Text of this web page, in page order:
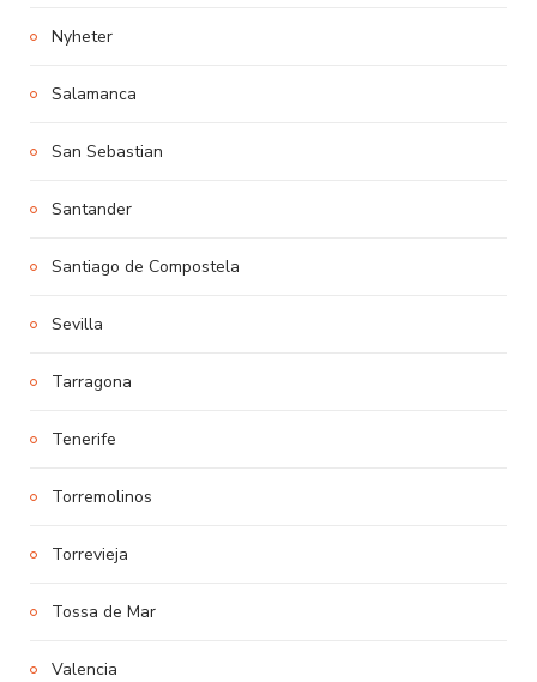
Nyheter
Salamanca
San Sebastian
Santander
Santiago de Compostela
Sevilla
Tarragona
Tenerife
Torremolinos
Torrevieja
Tossa de Mar
Valencia